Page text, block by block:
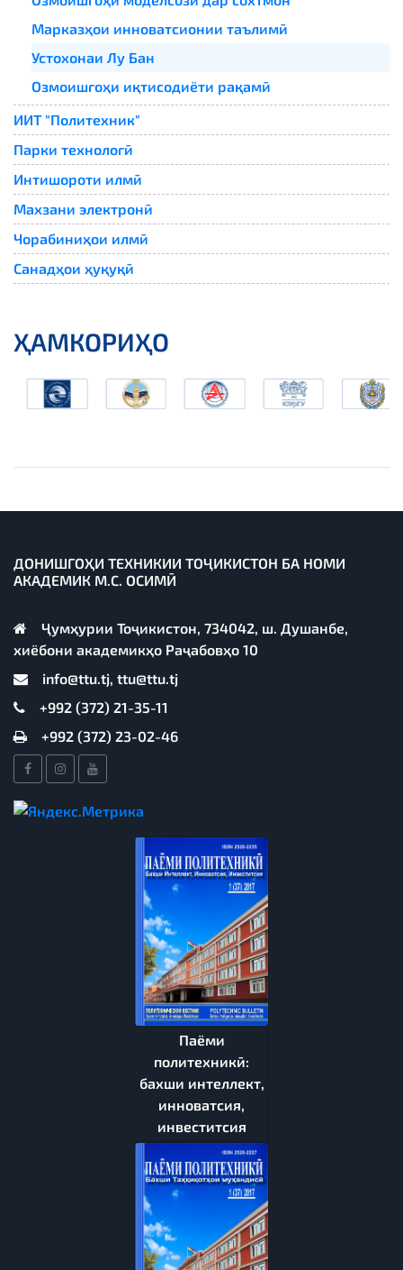
Марказҳои инноватсионии таълимӣ
Устохонаи Лу Бан
Озмоишгоҳи иқтисодиёти рақамӣ
ИИТ "Политехник"
Парки технологӣ
Интишороти илмӣ
Махзани электронӣ
Чорабиниҳои илмӣ
Санадҳои ҳуқуқӣ
ҲАМКОРИҲО
ДОНИШГОҲИ ТЕХНИКИИ ТОҶИКИСТОН БА НОМИ
АКАДЕМИК М.С. ОСИМӢ
Ҷумҳурии Тоҷикистон, 734042, ш. Душанбе,
хиёбони академикҳо Раҷабовҳо 10
info@ttu.tj, ttu@ttu.tj
+992 (372) 21-35-11
+992 (372) 23-02-46
Паёми
политехникӣ:
бахши интеллект,
инноватсия,
инвеститсия